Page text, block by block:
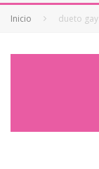
Inicio dueto gay